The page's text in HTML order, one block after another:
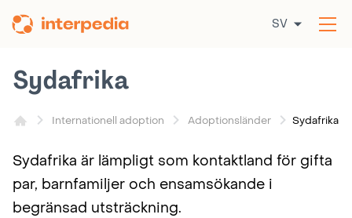
till
SV
Internationell adoption Adoptionsländer Sydafrika
Sydafrika
Sydafrika är lämpligt som kontaktland för gifta
par, barnfamiljer och ensamsökande i
begränsad utsträckning.